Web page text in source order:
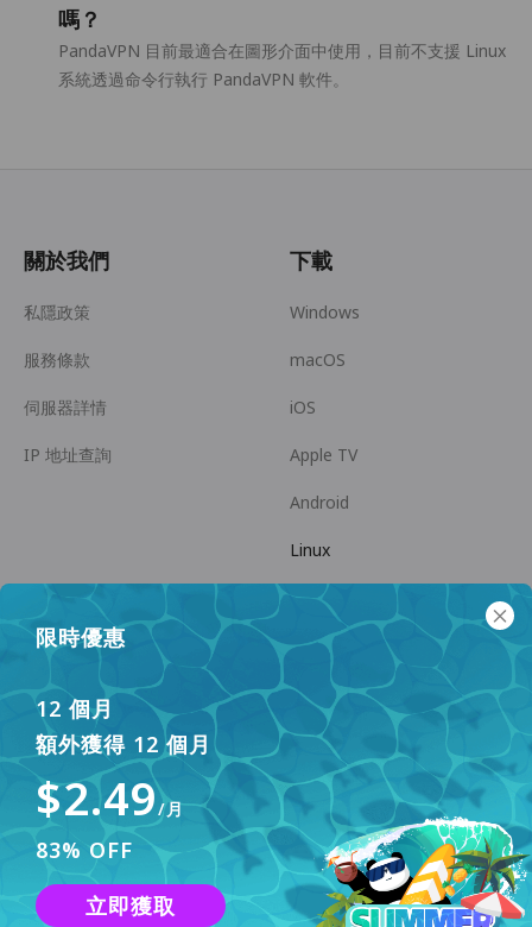
嗎？
PandaVPN 目前最適合在圖形介面中使用，目前不支援 Linux
系統透過命令行執行 PandaVPN 軟件。
限時優惠
12 個月
額外獲得 12 個月
$2.49/月
83% OFF
立即獲取
關於我們
私隱政策
服務條款
伺服器詳情
IP 地址查詢
下載
Windows
macOS
iOS
Apple TV
Android
Linux
Android TV
幫助中心
panda7x24@gmail.com
常見問題
商務合作
成為推廣員
支付方式
本網站使用 Cookies 來改善用戶體驗。要了解更多資訊，請查